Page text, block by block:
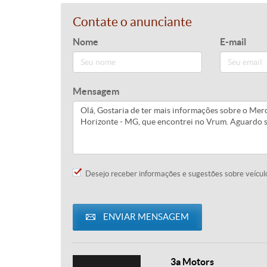
Contate o anunciante
Nome E-mail
Mensagem
Desejo receber informações e sugestões sobre
ENVIAR MENSAGEM
3a Motors